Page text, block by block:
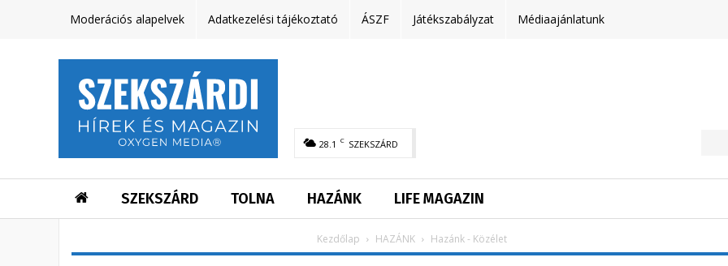
Moderációs alapelvek Adatkezelési tájékoztató ÁSZF Játékszabályzat Médiaajánlatunk
28.1 C SZEKSZÁRD
SZEKSZÁRD TOLNA HAZÁNK LIFE MAGAZIN
Kezdőlap HAZÁNK Hazánk - Közélet